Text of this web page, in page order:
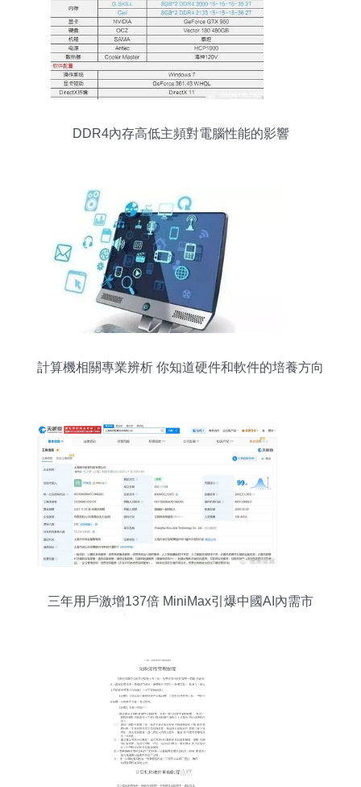
DDR4內存高低主頻對電腦性能的影響
計算機相關專業辨析 你知道硬件和軟件的培養方向
三年用戶激增137倍 MiniMax引爆中國AI內需市